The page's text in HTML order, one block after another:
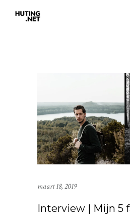
maart 18, 2019
Interview | Mijn 5